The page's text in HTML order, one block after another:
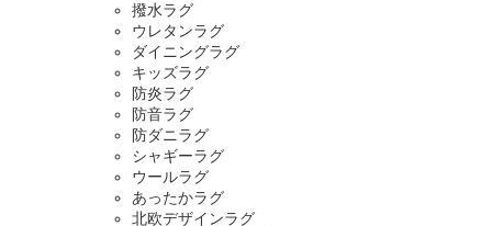
撥水ラグ
ウレタンラグ
ダイニングラグ
キッズラグ
防炎ラグ
防音ラグ
防ダニラグ
シャギーラグ
ウールラグ
あったかラグ
北欧デザインラグ